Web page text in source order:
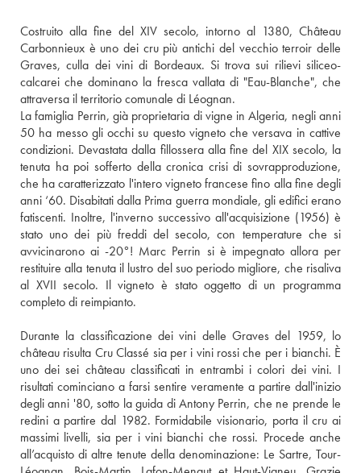
Costruito alla fine del XIV secolo, intorno al 1380, Château
Carbonnieux è uno dei cru più antichi del vecchio terroir delle
Graves, culla dei vini di Bordeaux. Si trova sui rilievi siliceo-
calcarei che dominano la fresca vallata di "Eau-Blanche", che
attraversa il territorio comunale di Léognan.
La famiglia Perrin, già proprietaria di vigne in Algeria, negli anni
50 ha messo gli occhi su questo vigneto che versava in cattive
condizioni. Devastata dalla fillossera alla fine del XIX secolo, la
tenuta ha poi sofferto della cronica crisi di sovrapproduzione,
che ha caratterizzato l'intero vigneto francese fino alla fine degli
anni ‘60. Disabitati dalla Prima guerra mondiale, gli edifici erano
fatiscenti. Inoltre, l'inverno successivo all'acquisizione (1956) è
stato uno dei più freddi del secolo, con temperature che si
avvicinarono ai -20°! Marc Perrin si è impegnato allora per
restituire alla tenuta il lustro del suo periodo migliore, che risaliva
al XVII secolo. Il vigneto è stato oggetto di un programma
completo di reimpianto.
Durante la classificazione dei vini delle Graves del 1959, lo
château risulta Cru Classé sia per i vini rossi che per i bianchi. È
uno dei sei château classificati in entrambi i colori dei vini. I
risultati cominciano a farsi sentire veramente a partire dall'inizio
degli anni '80, sotto la guida di Antony Perrin, che ne prende le
redini a partire dal 1982. Formidabile visionario, porta il cru ai
massimi livelli, sia per i vini bianchi che rossi. Procede anche
all’acquisto di altre tenute della denominazione: Le Sartre, Tour-